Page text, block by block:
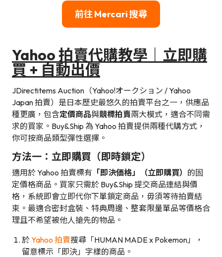
前往 Mercari 搜尋
Yahoo 拍賣代購教學｜立即購
買 + 自動出價
JDirectitems Auction（Yahoo!オークション / Yahoo
Japan 拍賣）是日本歷史最悠久的拍賣平台之一，供應品
種更廣，包含定價商品與競標拍賣兩大模式，適合不同需
求的買家。Buy&Ship 為 Yahoo 拍賣提供兩種代購方式，
你可按商品類型彈性選擇。
方法一：立即購買（即時鎖定）
適用於 Yahoo 拍賣標有 「即決価格」（立即購買） 的固
定價格商品。買家只需於 Buy&Ship 提交商品連結與價
格，系統即會立即代你下單鎖定商品，毋須等待拍賣結
束。最適合密封盒裝、特典周邊、整套限量單品等價格合
理且不希望被他人搶先的物品。
於Yahoo 拍賣搜尋「HUMAN MADE x Pokemon」，
留意標示「即決」字樣的商品。